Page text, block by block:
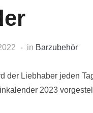
in Barzubehör
der Liebhaber jeden
2023